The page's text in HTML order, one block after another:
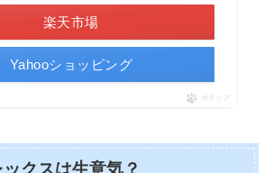
楽天市場
Yahooショッピング
ポチップ